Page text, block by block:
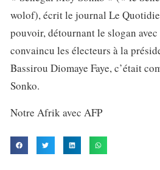
wolof), écrit le journal Le
pouvoir, détournant le slogan
convaincu les électeurs à la
Bassirou Diomaye Faye, c’était
Sonko.
Notre Afrik avec AFP